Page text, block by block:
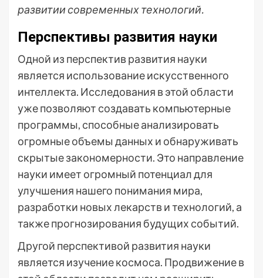
развитии современных технологий.
Перспективы развития науки
Одной из перспектив развития науки
является использование искусственного
интеллекта. Исследования в этой области
уже позволяют создавать компьютерные
программы, способные анализировать
огромные объемы данных и обнаруживать
скрытые закономерности. Это направление
науки имеет огромный потенциал для
улучшения нашего понимания мира,
разработки новых лекарств и технологий, а
также прогнозирования будущих событий.
Другой перспективой развития науки
является изучение космоса. Продвижение в